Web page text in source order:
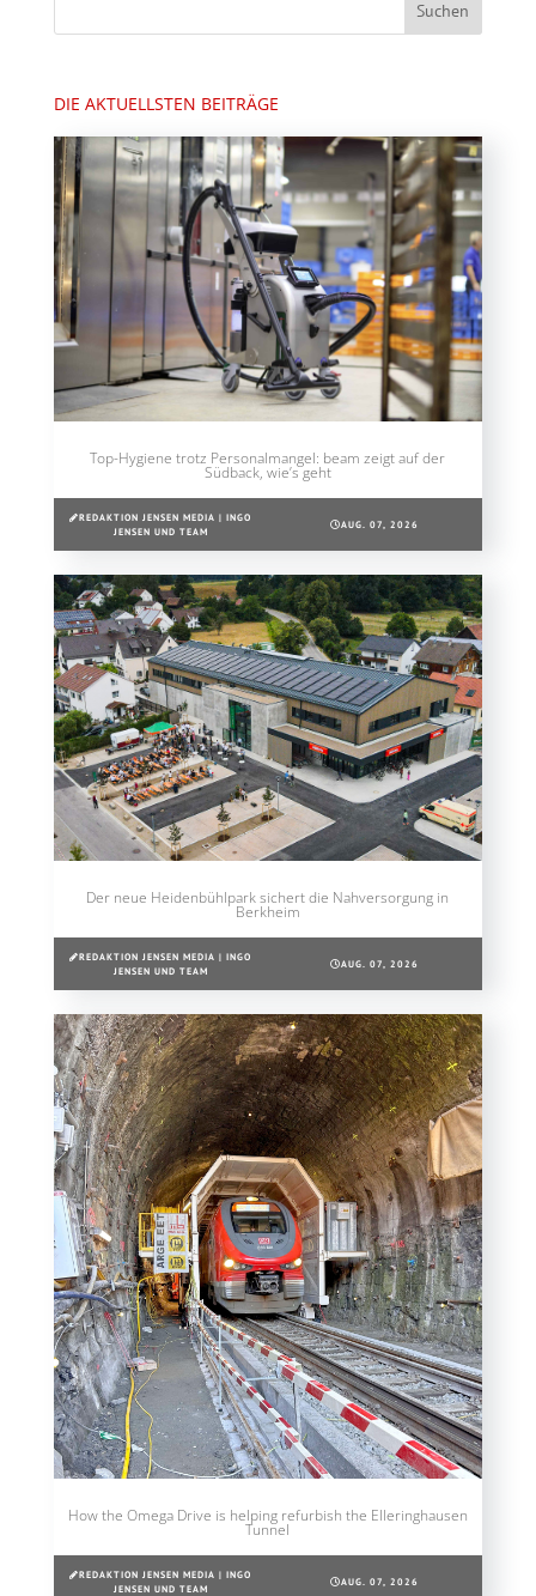
DIE AKTUELLSTEN BEITRÄGE
Top-Hygiene trotz Personalmangel: beam zeigt auf der
Südback, wie’s geht
REDAKTION JENSEN MEDIA | INGO
JENSEN UND TEAM
AUG. 07, 2026
Der neue Heidenbühlpark sichert die Nahversorgung in
Berkheim
REDAKTION JENSEN MEDIA | INGO
JENSEN UND TEAM
AUG. 07, 2026
How the Omega Drive is helping refurbish the Elleringhausen
Tunnel
REDAKTION JENSEN MEDIA | INGO
JENSEN UND TEAM
AUG. 07, 2026